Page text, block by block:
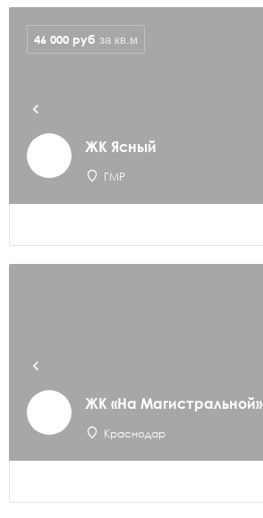
ЖК Ясный
ГМР
46 000 руб за кв.м
ЖК «На Магистральной»
Краснодар